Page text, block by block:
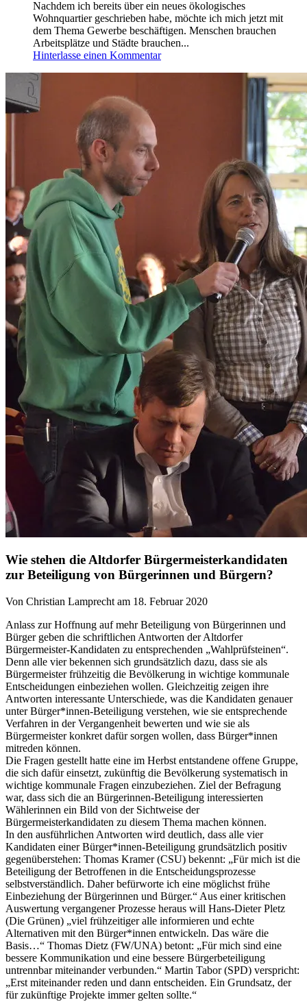
Nachdem ich bereits über ein neues ökologisches
Wohnquartier geschrieben habe, möchte ich mich jetzt mit
dem Thema Gewerbe beschäftigen. Menschen brauchen
Arbeitsplätze und Städte brauchen...
Hinterlasse einen Kommentar
Wie stehen die Altdorfer Bürgermeisterkandidaten
zur Beteiligung von Bürgerinnen und Bürgern?
Von Christian Lamprecht am 18. Februar 2020
Anlass zur Hoffnung auf mehr Beteiligung von Bürgerinnen und
Bürger geben die schriftlichen Antworten der Altdorfer
Bürgermeister-Kandidaten zu entsprechenden „Wahlprüfsteinen“.
Denn alle vier bekennen sich grundsätzlich dazu, dass sie als
Bürgermeister frühzeitig die Bevölkerung in wichtige kommunale
Entscheidungen einbeziehen wollen. Gleichzeitig zeigen ihre
Antworten interessante Unterschiede, was die Kandidaten genauer
unter Bürger*innen-Beteiligung verstehen, wie sie entsprechende
Verfahren in der Vergangenheit bewerten und wie sie als
Bürgermeister konkret dafür sorgen wollen, dass Bürger*innen
mitreden können.
Die Fragen gestellt hatte eine im Herbst entstandene offene Gruppe,
die sich dafür einsetzt, zukünftig die Bevölkerung systematisch in
wichtige kommunale Fragen einzubeziehen. Ziel der Befragung
war, dass sich die an Bürgerinnen-Beteiligung interessierten
Wählerinnen ein Bild von der Sichtweise der
Bürgermeisterkandidaten zu diesem Thema machen können.
In den ausführlichen Antworten wird deutlich, dass alle vier
Kandidaten einer Bürger*innen-Beteiligung grundsätzlich positiv
gegenüberstehen: Thomas Kramer (CSU) bekennt: „Für mich ist die
Beteiligung der Betroffenen in die Entscheidungsprozesse
selbstverständlich. Daher befürworte ich eine möglichst frühe
Einbeziehung der Bürgerinnen und Bürger.“ Aus einer kritischen
Auswertung vergangener Prozesse heraus will Hans-Dieter Pletz
(Die Grünen) „viel frühzeitiger alle informieren und echte
Alternativen mit den Bürger*innen entwickeln. Das wäre die
Basis…“ Thomas Dietz (FW/UNA) betont: „Für mich sind eine
bessere Kommunikation und eine bessere Bürgerbeteiligung
untrennbar miteinander verbunden.“ Martin Tabor (SPD) verspricht:
„Erst miteinander reden und dann entscheiden. Ein Grundsatz, der
für zukünftige Projekte immer gelten sollte.“